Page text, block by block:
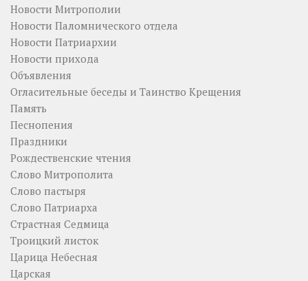
Новости Митрополии
Новости Паломнического отдела
Новости Патриархии
Новости прихода
Объявления
Огласительные беседы и Таинство Крещения
Память
Песнопения
Праздники
Рождественские чтения
Слово Митрополита
Слово пастыря
Слово Патриарха
Страстная Седмица
Троицкий листок
Царица Небесная
Царская